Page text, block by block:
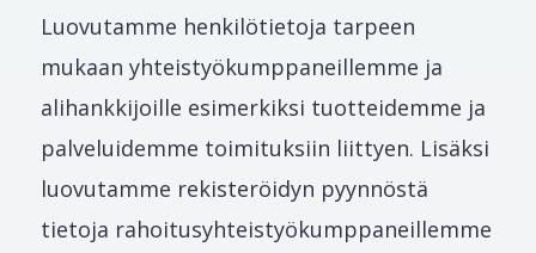
Luovutamme henkilötietoja tarpeen
mukaan yhteistyökumppaneillemme ja
alihankkijoille esimerkiksi tuotteidemme ja
palveluidemme toimituksiin liittyen. Lisäksi
luovutamme rekisteröidyn pyynnöstä
tietoja rahoitusyhteistyökumppaneillemme